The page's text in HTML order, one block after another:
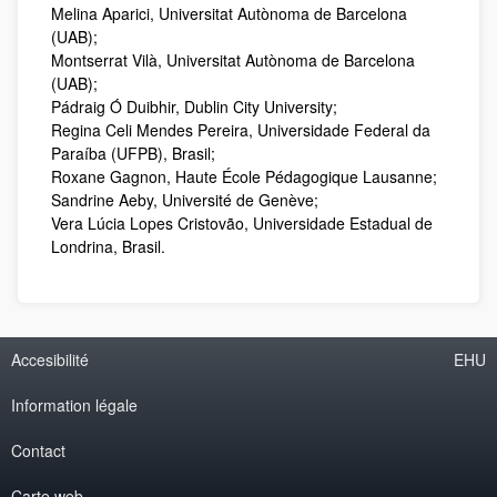
Melina Aparici, Universitat Autònoma de Barcelona
(UAB);
Montserrat Vilà, Universitat Autònoma de Barcelona
(UAB);
Pádraig Ó Duibhir, Dublin City University;
Regina Celi Mendes Pereira, Universidade Federal da
Paraíba (UFPB), Brasil;
Roxane Gagnon, Haute École Pédagogique Lausanne;
Sandrine Aeby, Université de Genève;
Vera Lúcia Lopes Cristovão, Universidade Estadual de
Londrina, Brasil.
Accesibilité
Information légale
Contact
EHU